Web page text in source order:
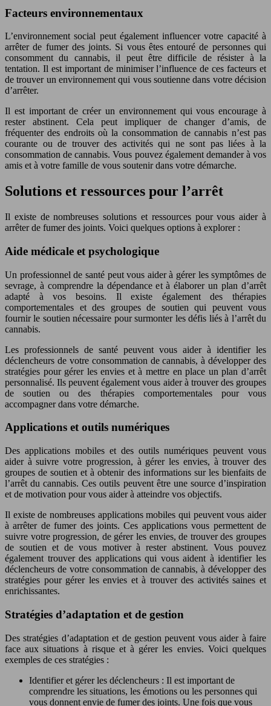
Facteurs environnementaux
L’environnement social peut également influencer votre capacité à
arrêter de fumer des joints. Si vous êtes entouré de personnes qui
consomment du cannabis, il peut être difficile de résister à la
tentation. Il est important de minimiser l’influence de ces facteurs et
de trouver un environnement qui vous soutienne dans votre décision
d’arrêter.
Il est important de créer un environnement qui vous encourage à
rester abstinent. Cela peut impliquer de changer d’amis, de
fréquenter des endroits où la consommation de cannabis n’est pas
courante ou de trouver des activités qui ne sont pas liées à la
consommation de cannabis. Vous pouvez également demander à vos
amis et à votre famille de vous soutenir dans votre démarche.
Solutions et ressources pour l’arrêt
Il existe de nombreuses solutions et ressources pour vous aider à
arrêter de fumer des joints. Voici quelques options à explorer :
Aide médicale et psychologique
Un professionnel de santé peut vous aider à gérer les symptômes de
sevrage, à comprendre la dépendance et à élaborer un plan d’arrêt
adapté à vos besoins. Il existe également des thérapies
comportementales et des groupes de soutien qui peuvent vous
fournir le soutien nécessaire pour surmonter les défis liés à l’arrêt du
cannabis.
Les professionnels de santé peuvent vous aider à identifier les
déclencheurs de votre consommation de cannabis, à développer des
stratégies pour gérer les envies et à mettre en place un plan d’arrêt
personnalisé. Ils peuvent également vous aider à trouver des groupes
de soutien ou des thérapies comportementales pour vous
accompagner dans votre démarche.
Applications et outils numériques
Des applications mobiles et des outils numériques peuvent vous
aider à suivre votre progression, à gérer les envies, à trouver des
groupes de soutien et à obtenir des informations sur les bienfaits de
l’arrêt du cannabis. Ces outils peuvent être une source d’inspiration
et de motivation pour vous aider à atteindre vos objectifs.
Il existe de nombreuses applications mobiles qui peuvent vous aider
à arrêter de fumer des joints. Ces applications vous permettent de
suivre votre progression, de gérer les envies, de trouver des groupes
de soutien et de vous motiver à rester abstinent. Vous pouvez
également trouver des applications qui vous aident à identifier les
déclencheurs de votre consommation de cannabis, à développer des
stratégies pour gérer les envies et à trouver des activités saines et
enrichissantes.
Stratégies d’adaptation et de gestion
Des stratégies d’adaptation et de gestion peuvent vous aider à faire
face aux situations à risque et à gérer les envies. Voici quelques
exemples de ces stratégies :
Identifier et gérer les déclencheurs : Il est important de
comprendre les situations, les émotions ou les personnes qui
vous donnent envie de fumer des joints. Une fois que vous